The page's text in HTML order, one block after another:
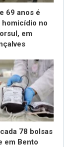
69 anos é
homicídio no
em
78 bolsas
em Bento